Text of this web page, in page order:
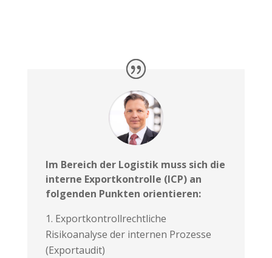
Im Bereich der Logistik muss sich die
interne Exportkontrolle (ICP) an
folgenden Punkten orientieren:
Exportkontrollrechtliche
Risikoanalyse der internen Prozesse
(Exportaudit)